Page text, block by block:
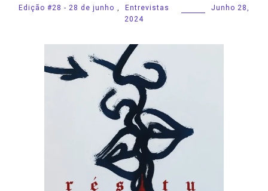
Edição #28 - 28 de junho , Entrevistas
Junho 28,
2024